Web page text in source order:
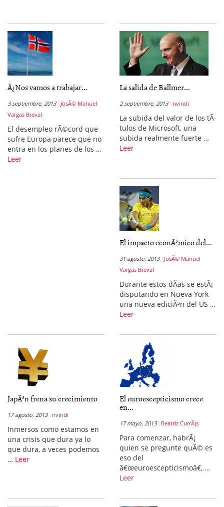
Â¿Nos vamos a trabajar...
3 septiembre, 2013
JosÃ© Manuel
Vargas Breval
El desempleo rÃ©cord que
sufre Europa parece que no
entra en los planes de los …
Leer
La salida de Ballmer...
2 septiembre, 2013 nvindi
La subida del valor de los tÃ­
tulos de Microsoft, una
subida realmente fuerte …
Leer
El impacto econÃ³mico del...
31 agosto, 2013
JosÃ© Manuel
Vargas Breval
Durante estos dÃ­as se estÃ¡
disputando en Nueva York
una nueva ediciÃ³n del US …
Leer
JapÃ³n frena su crecimiento
17 agosto, 2013 nvindi
Inmersos como estamos en
una crisis que dura ya lo
que dura, a veces podemos
… Leer
El euroescepticismo crece
en...
17 mayo, 2013 Beatriz CurrÃ¡s
Para comenzar, habrÃ¡
quien se pregunte quÃ© es
eso del
â€œeuroescepticismoâ€, …
Leer